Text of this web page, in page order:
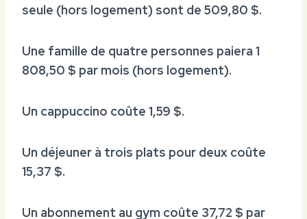
seule (hors logement) sont de 509,80 $.
Une famille de quatre personnes paiera 1
808,50 $ par mois (hors logement).
Un cappuccino coûte 1,59 $.
Un déjeuner à trois plats pour deux coûte
15,37 $.
Un abonnement au gym coûte 37,72 $ par